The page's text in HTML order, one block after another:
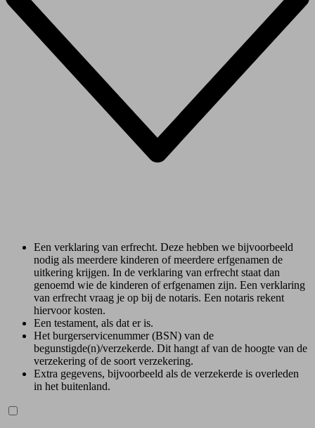
Een verklaring van erfrecht. Deze hebben we bijvoorbeeld
nodig als meerdere kinderen of meerdere erfgenamen de
uitkering krijgen. In de verklaring van erfrecht staat dan
genoemd wie de kinderen of erfgenamen zijn. Een verklaring
van erfrecht vraag je op bij de notaris. Een notaris rekent
hiervoor kosten.
Een testament, als dat er is.
Het burgerservicenummer (BSN) van de
begunstigde(n)/verzekerde. Dit hangt af van de hoogte van de
verzekering of de soort verzekering.
Extra gegevens, bijvoorbeeld als de verzekerde is overleden
in het buitenland.